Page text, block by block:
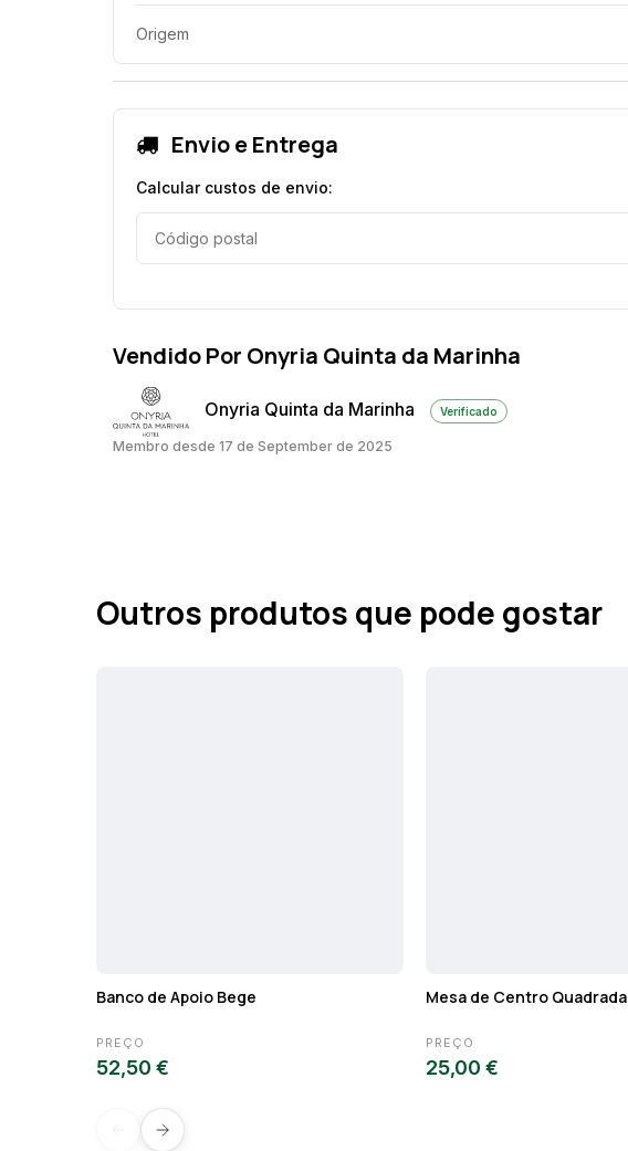
Origem
Envio e Entrega
Calcular custos de envio:
Vendido Por Onyria Quinta da Marinha
Onyria Quinta da Marinha Verificado
Membro desde 17 de September de 2025
Outros produtos que pode gostar
Banco de Apoio Bege
PREÇO
52,50 €
Mesa de Centro Quadrada
PREÇO
25,00 €